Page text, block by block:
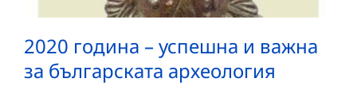
2020 година – успешна и важна
за българската археология